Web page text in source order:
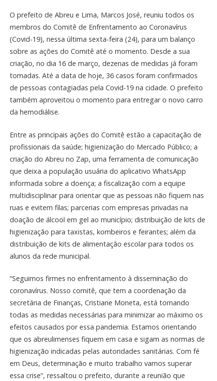
O prefeito de Abreu e Lima, Marcos José, reuniu todos os
membros do Comitê de Enfrentamento ao Coronavírus
(Covid-19), nessa última sexta-feira (24), para um balanço
sobre as ações do Comitê até o momento. Desde a sua
criação, no dia 16 de março, dezenas de medidas já foram
tomadas. Até a data de hoje, 36 casos foram confirmados
de pessoas contagiadas pela Covid-19 na cidade. O prefeito
também aproveitou o momento para entregar o novo carro
da hemodiálise.
Entre as principais ações do Comitê estão a capacitação de
profissionais da saúde; higienização do Mercado Público; a
criação do Abreu no Zap, uma ferramenta de comunicação
que deixa a população usuária do aplicativo WhatsApp
informada sobre a doença; a fiscalização com a equipe
multidisciplinar para orientar que as pessoas não fiquem nas
ruas e evitem filas; parcerias com empresas privadas na
doação de álcool em gel ao município; distribuição de kits de
higienização para taxistas, kombeiros e feirantes; além da
distribuição de kits de alimentação escolar para todos os
alunos da rede municipal.
“Seguimos firmes no enfrentamento à disseminação do
coronavírus. Nosso comitê, que tem a coordenação da
secretária de Finanças, Cristiane Moneta, está tomando
todas as medidas necessárias para minimizar ao máximo os
efeitos causados por essa pandemia. Estamos orientando
que os abreulimenses fiquem em casa e sigam as normas de
higienização indicadas pelas autoridades sanitárias. Com fé
em Deus, determinação e muito trabalho vamos superar
essa crise”, ressaltou o prefeito, durante a reunião que